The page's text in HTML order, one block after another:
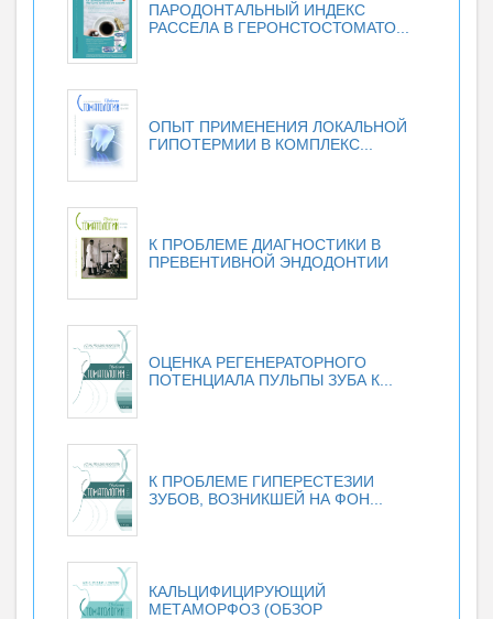
ПАРОДОНТАЛЬНЫЙ ИНДЕКС
РАССЕЛА В ГЕРОНСТОСТОМАТО...
ОПЫТ ПРИМЕНЕНИЯ ЛОКАЛЬНОЙ
ГИПОТЕРМИИ В КОМПЛЕКС...
К ПРОБЛЕМЕ ДИАГНОСТИКИ В
ПРЕВЕНТИВНОЙ ЭНДОДОНТИИ
ОЦЕНКА РЕГЕНЕРАТОРНОГО
ПОТЕНЦИАЛА ПУЛЬПЫ ЗУБА К...
К ПРОБЛЕМЕ ГИПЕРЕСТЕЗИИ
ЗУБОВ, ВОЗНИКШЕЙ НА ФОН...
КАЛЬЦИФИЦИРУЮЩИЙ
МЕТАМОРФОЗ (ОБЗОР